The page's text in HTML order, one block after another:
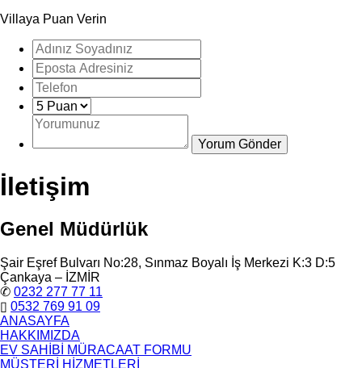
Villaya Puan Verin
İletişim
Genel Müdürlük
Şair Eşref Bulvarı No:28, Sınmaz Boyalı İş Merkezi K:3 D:5
Çankaya – İZMİR
✆ 0232 277 77 11
▯ 0532 769 91 09
ANASAYFA
HAKKIMIZDA
EV SAHİBİ MÜRACAAT FORMU
MÜŞTERİ HİZMETLERİ